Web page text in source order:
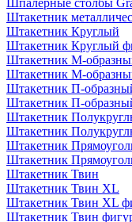
Шпалерные столбы
Штакетник
Штакетник Круглый
Штакетник Круглый
Штакетник М-
Штакетник М-
Штакетник П-
Штакетник П-
Штакетник
Штакетник
Штакетник
Штакетник
Штакетник Твин
Штакетник Твин XL
Штакетник Твин XL
Штакетник Твин